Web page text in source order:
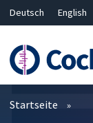
Deutsch English
Bahasa Malaysia
简体中文
Filter
Startseite